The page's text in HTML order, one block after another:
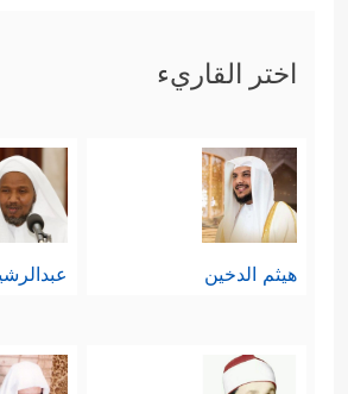
اختر القاريء
هيثم الدخين